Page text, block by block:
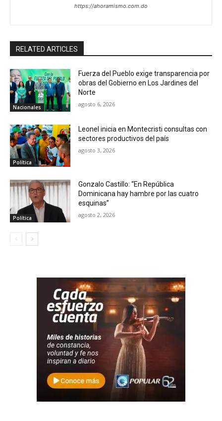
https://ahoramismo.com.do
RELATED ARTICLES
Nacionales
Fuerza del Pueblo exige transparencia por
obras del Gobierno en Los Jardines del
Norte
agosto 6, 2026
Política
Leonel inicia en Montecristi consultas con
sectores productivos del país
agosto 3, 2026
Política
Gonzalo Castillo: “En República
Dominicana hay hambre por las cuatro
esquinas”
agosto 2, 2026